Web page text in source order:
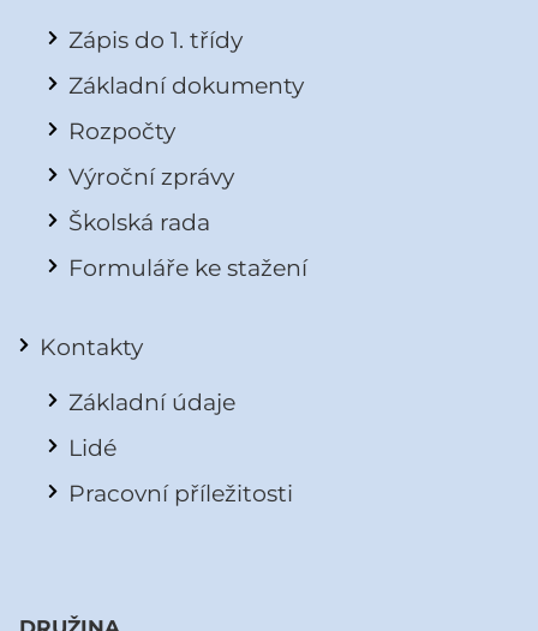
Zápis do 1. třídy
Základní dokumenty
Rozpočty
Výroční zprávy
Školská rada
Formuláře ke stažení
Kontakty
Základní údaje
Lidé
Pracovní příležitosti